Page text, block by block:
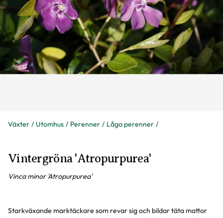
Växter Utomhus Perenner Låga perenner
Vintergröna 'Atropurpurea'
Vinca minor 'Atropurpurea'
Starkväxande marktäckare som revar sig och bildar täta mattor